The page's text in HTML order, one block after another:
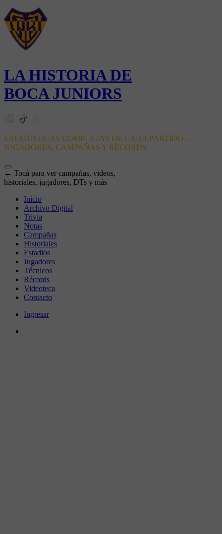
LA HISTORIA DE
BOCA JUNIORS
ESTADÍSTICAS COMPLETAS DE CADA PARTIDO -
JUGADORES, CAMPAÑAS Y RÉCORDS
← Tocá para ver campañas, videos,
historiales, jugadores, DTs y más
Inicio
Archivo Digital
Trivia
Notas
Campañas
Historiales
Estadios
Jugadores
Técnicos
Récords
Videoteca
Contacto
Ingresar